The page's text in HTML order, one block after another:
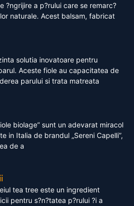
?ngrijire a p?rului care se remarc?
naturale. Acest balsam, fabricat
solutia inovatoare pentru
Aceste fiole au capacitatea de
parului si trata matreata
biolage” sunt un adevarat miracol
in Italia de brandul „Sereni Capelli”,
de a
tea tree este un ingredient
pentru s?n?tatea p?rului ?i a